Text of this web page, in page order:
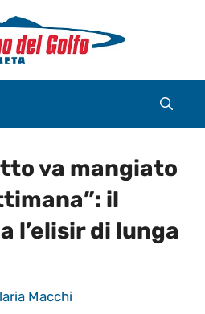
va mangiato
il
l’elisir di lunga
Macchi